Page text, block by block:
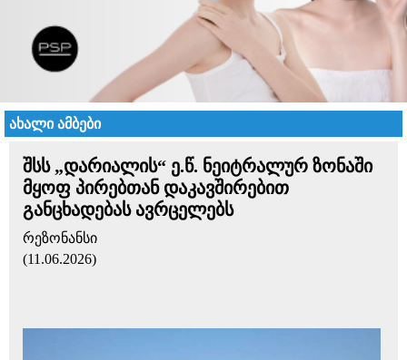
ახალი ამბები
შსს „დარიალის“ ე.წ. ნეიტრალურ ზონაში
მყოფ პირებთან დაკავშირებით
განცხადებას ავრცელებს
რეზონანსი
(11.06.2026)